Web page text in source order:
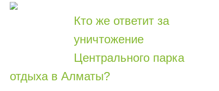
Кто же ответит за
уничтожение
Центрального парка
отдыха в Алматы?